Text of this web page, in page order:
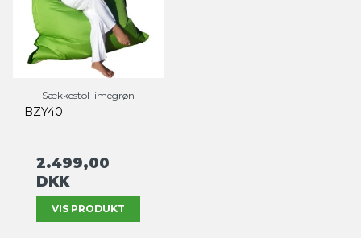
Sækkestol limegrøn
BZY40
2.499,00
DKK
VIS PRODUKT